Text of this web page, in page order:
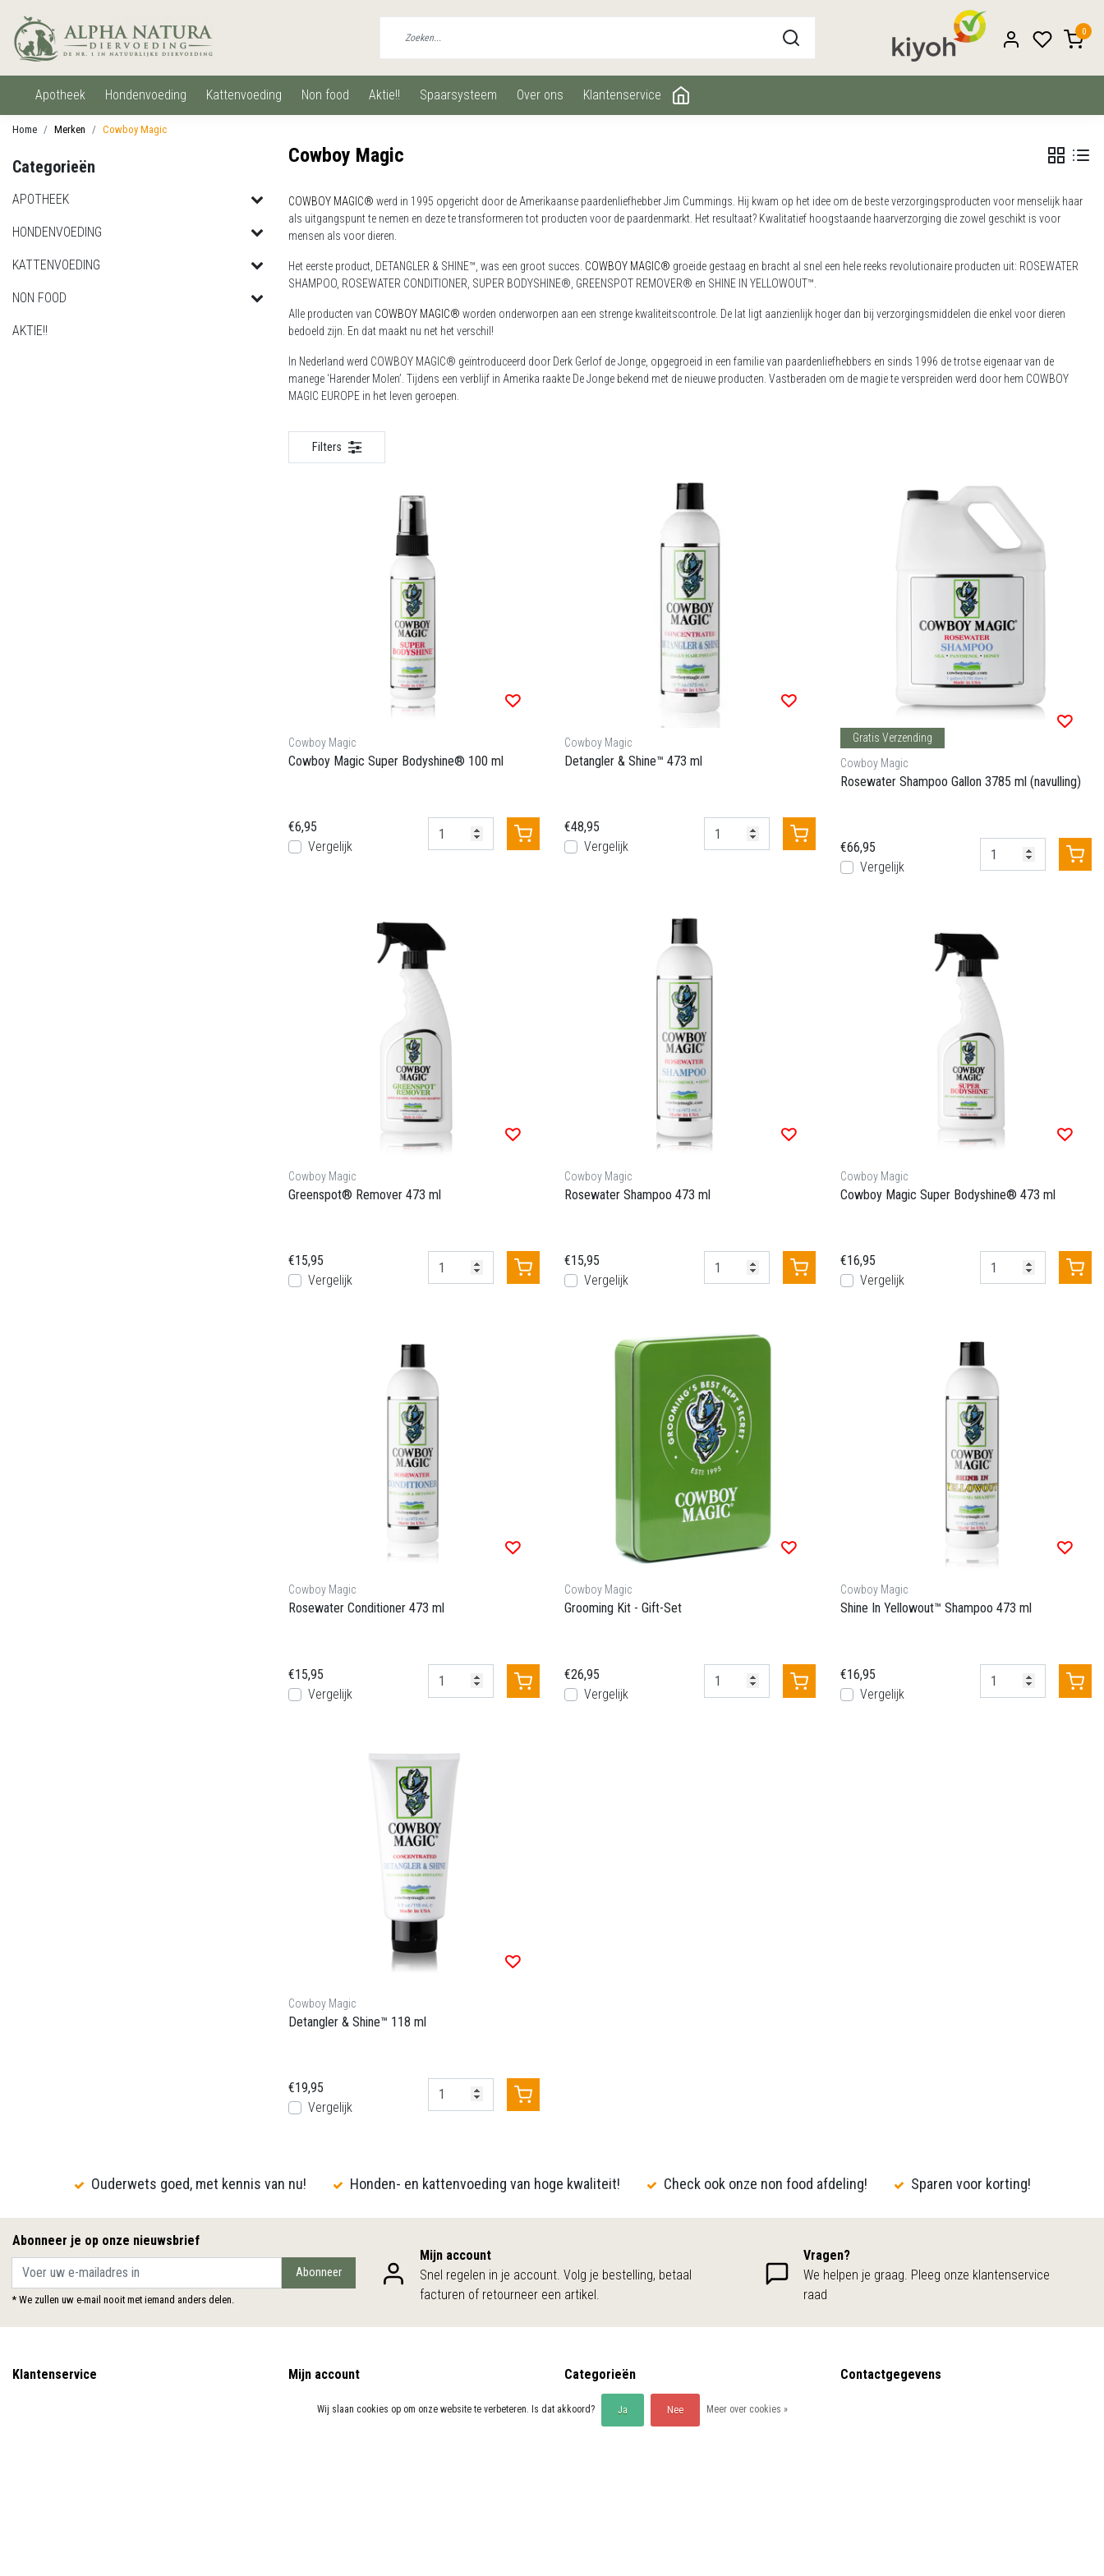
0
apotheek hondenvoeding kattenvoeding non food aktie!! spaarsysteem over ons klantenservice
Home Merken Cowboy Magic
Categorieën
APOTHEEK
HONDENVOEDING
KATTENVOEDING
NON FOOD
AKTIE!!
Cowboy Magic
COWBOY MAGIC® werd in 1995 opgericht door de Amerikaanse paardenliefhebber Jim Cummings. Hij kwam op het idee om de beste verzorgingsproducten voor menselijk haar
als uitgangspunt te nemen en deze te transformeren tot producten voor de paardenmarkt. Het resultaat? Kwalitatief hoogstaande haarverzorging die zowel geschikt is voor
mensen als voor dieren.
Het eerste product, DETANGLER & SHINE™, was een groot succes. COWBOY MAGIC® groeide gestaag en bracht al snel een hele reeks revolutionaire producten uit: ROSEWATER
SHAMPOO, ROSEWATER CONDITIONER, SUPER BODYSHINE®, GREENSPOT REMOVER® en SHINE IN YELLOWOUT™.
Alle producten van COWBOY MAGIC® worden onderworpen aan een strenge kwaliteitscontrole. De lat ligt aanzienlijk hoger dan bij verzorgingsmiddelen die enkel voor dieren
bedoeld zijn. En dat maakt nu net het verschil!
In Nederland werd COWBOY MAGIC® geïntroduceerd door Derk Gerlof de Jonge, opgegroeid in een familie van paardenliefhebbers en sinds 1996 de trotse eigenaar van de
manege ‘Harender Molen’. Tijdens een verblijf in Amerika raakte De Jonge bekend met de nieuwe producten. Vastberaden om de magie te verspreiden werd door hem COWBOY
MAGIC EUROPE in het leven geroepen.
Filters
Cowboy Magic
Cowboy Magic Super Bodyshine® 100 ml
€6,95
Vergelijk
Cowboy Magic
Detangler & Shine™ 473 ml
€48,95
Vergelijk
Gratis Verzending
Cowboy Magic
Rosewater Shampoo Gallon 3785 ml (navulling)
€66,95
Vergelijk
Cowboy Magic
Greenspot® Remover 473 ml
€15,95
Vergelijk
Cowboy Magic
Rosewater Shampoo 473 ml
€15,95
Vergelijk
Cowboy Magic
Cowboy Magic Super Bodyshine® 473 ml
€16,95
Vergelijk
Cowboy Magic
Rosewater Conditioner 473 ml
€15,95
Vergelijk
Cowboy Magic
Grooming Kit - Gift-Set
€26,95
Vergelijk
Cowboy Magic
Shine In Yellowout™ Shampoo 473 ml
€16,95
Vergelijk
Cowboy Magic
Detangler & Shine™ 118 ml
€19,95
Vergelijk
Ouderwets goed, met kennis van nu! Honden- en kattenvoeding van hoge kwaliteit! Check ook onze non food afdeling! Sparen voor korting!
Abonneer je op onze nieuwsbrief
Abonneer
* We zullen uw e-mail nooit met iemand anders delen.
Mijn account
Snel regelen in je account. Volg je bestelling, betaal
facturen of retourneer een artikel.
Vragen?
We helpen je graag. Pleeg onze klantenservice
raad
Klantenservice Mijn account
Mijn bestellingen
Categorieën
APOTHEEK
HONDENVOEDING
Contactgegevens
Wij slaan cookies op om onze website te verbeteren. Is dat akkoord? Ja Nee Meer over cookies »